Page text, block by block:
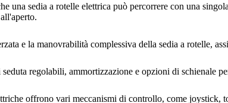
una sedia a rotelle elettrica può percorrere con una
e la manovrabilità complessiva della sedia a rotelle,
regolabili, ammortizzazione e opzioni di schienale
offrono vari meccanismi di controllo, come joystick,